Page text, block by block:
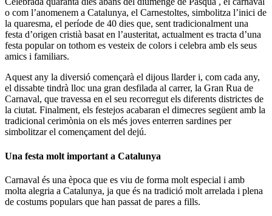
o com l’anomenem a Catalunya, el Carnestoltes, simbolitza l’inici de
la quaresma, el període de 40 dies que, sent tradicionalment una
festa d’origen cristià basat en l’austeritat, actualment es tracta d’una
festa popular on tothom es vesteix de colors i celebra amb els seus
amics i familiars.
Aquest any la diversió començarà el dijous llarder i, com cada any,
el dissabte tindrà lloc una gran desfilada al carrer, la Gran Rua de
Carnaval, que travessa en el seu recorregut els diferents districtes de
la ciutat. Finalment, els festejos acabaran el dimecres següent amb la
tradicional cerimònia on els més joves enterren sardines per
simbolitzar el començament del dejú.
Una festa molt important a Catalunya
Carnaval és una època que es viu de forma molt especial i amb
molta alegria a Catalunya, ja que és na tradició molt arrelada i plena
de costums populars que han passat de pares a fills.